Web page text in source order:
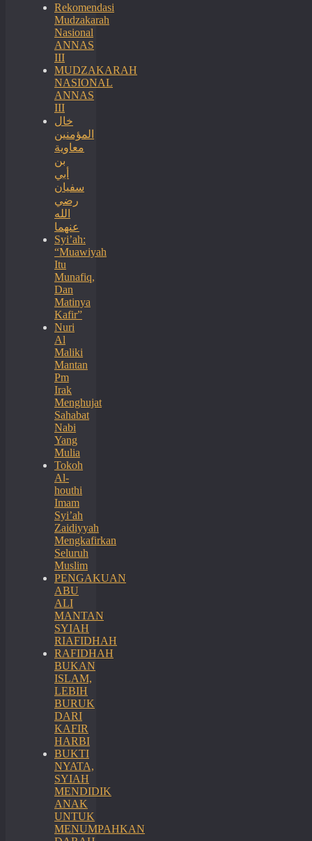
Rekomendasi
Mudzakarah
Nasional
ANNAS
III
MUDZAKARAH
NASIONAL
ANNAS
III
خال
المؤمنين
معاوية
بن
أبي
سفيان
رضي
الله
عنهما
Syi’ah:
“Muawiyah
Itu
Munafiq,
Dan
Matinya
Kafir”
Nuri
Al
Maliki
Mantan
Pm
Irak
Menghujat
Sahabat
Nabi
Yang
Mulia
Tokoh
Al-
houthi
Imam
Syi’ah
Zaidiyyah
Mengkafirkan
Seluruh
Muslim
PENGAKUAN
ABU
ALI
MANTAN
SYIAH
RIAFIDHAH
RAFIDHAH
BUKAN
ISLAM,
LEBIH
BURUK
DARI
KAFIR
HARBI
BUKTI
NYATA,
SYIAH
MENDIDIK
ANAK
UNTUK
MENUMPAHKAN